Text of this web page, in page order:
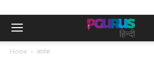
Home आतंक